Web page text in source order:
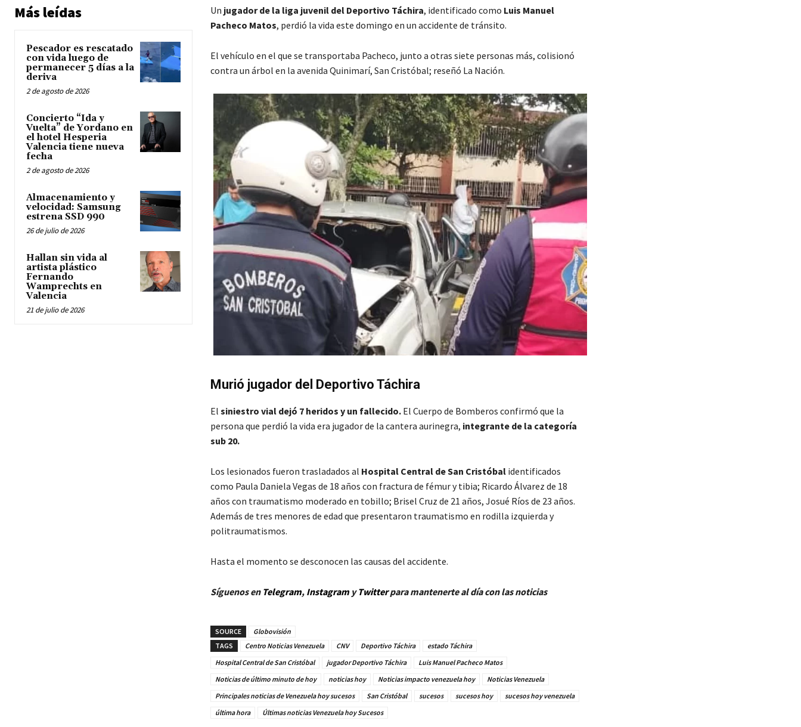
Más leídas
Pescador es rescatado
con vida luego de
permanecer 5 días a la
deriva
2 de agosto de 2026
Concierto “Ida y
Vuelta” de Yordano en
el hotel Hesperia
Valencia tiene nueva
fecha
2 de agosto de 2026
Almacenamiento y
velocidad: Samsung
estrena SSD 990
26 de julio de 2026
Hallan sin vida al
artista plástico
Fernando
Wamprechts en
Valencia
21 de julio de 2026
Un jugador de la liga juvenil del Deportivo Táchira, identificado como Luis Manuel
Pacheco Matos, perdió la vida este domingo en un accidente de tránsito.
El vehículo en el que se transportaba Pacheco, junto a otras siete personas más, colisionó
contra un árbol en la avenida Quinimarí, San Cristóbal; reseñó La Nación.
Murió jugador del Deportivo Táchira
El siniestro vial dejó 7 heridos y un fallecido. El Cuerpo de Bomberos confirmó que la
persona que perdió la vida era jugador de la cantera aurinegra, integrante de la categoría
sub 20.
Los lesionados fueron trasladados al Hospital Central de San Cristóbalidentificados
como Paula Daniela Vegas de 18 años con fractura de fémur y tibia; Ricardo Álvarez de 18
años con traumatismo moderado en tobillo; Brisel Cruz de 21 años, Josué Ríos de 23 años.
Además de tres menores de edad que presentaron traumatismo en rodilla izquierda y
politraumatismos.
Hasta el momento se desconocen las causas del accidente.
Síguenos en Telegram, InstagramyTwitterpara mantenerte al día con las noticias
SOURCE
Globovisión
TAGS
Centro Noticias Venezuela CNV Deportivo Táchira
estado Táchira
Hospital Central de San Cristóbal
jugador Deportivo Táchira
Luis Manuel Pacheco Matos
Noticias de último minuto de hoy
noticias hoy Noticias impacto venezuela hoy
Noticias Venezuela
Principales noticias de Venezuela hoy sucesos
San Cristóbal sucesos sucesos hoy
sucesos hoy venezuela
última hora
Últimas noticias Venezuela hoy Sucesos